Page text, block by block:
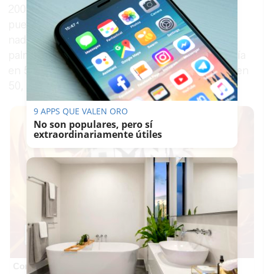
200 metros braza. Además de dos cuartos
puestos, en 50 metros y 100 metros braza. El
nadador gaditano suma estos resultados a su
palmarés, después de ser campeón de Andalucía
en 50 metros braza osubcampeóndeEspañaen
50, 100 y 200 metros braza, entre otros logros.
Corepunk MMORPG
9 APPS QUE VALEN ORO
No son populares, pero sí
extraordinariamente útiles